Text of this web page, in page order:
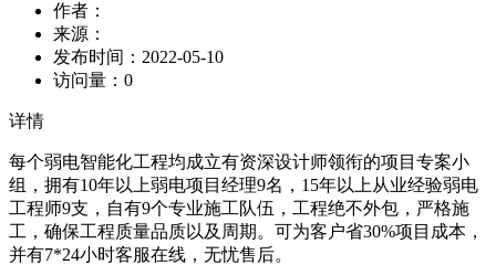
作者：
来源：
发布时间： 2022-05-10
访问量： 0
详情
每个弱电智能化工程均成立有资深设计师领衔的项目专案小
组，拥有10年以上弱电项目经理9名，15年以上从业经验弱电
工程师9支，自有9个专业施工队伍，工程绝不外包，严格施
工，确保工程质量品质以及周期。可为客户省30%项目成本，
并有7*24小时客服在线，无忧售后。